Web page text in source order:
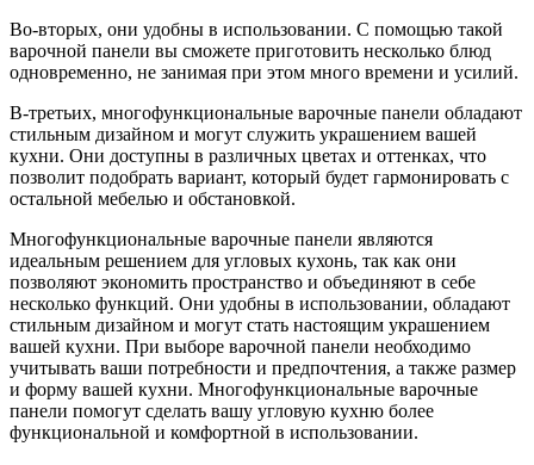
Во-вторых, они удобны в использовании. С помощью такой
варочной панели вы сможете приготовить несколько блюд
одновременно, не занимая при этом много времени и усилий.
В-третьих, многофункциональные варочные панели обладают
стильным дизайном и могут служить украшением вашей
кухни. Они доступны в различных цветах и оттенках, что
позволит подобрать вариант, который будет гармонировать с
остальной мебелью и обстановкой.
Многофункциональные варочные панели являются
идеальным решением для угловых кухонь, так как они
позволяют экономить пространство и объединяют в себе
несколько функций. Они удобны в использовании, обладают
стильным дизайном и могут стать настоящим украшением
вашей кухни. При выборе варочной панели необходимо
учитывать ваши потребности и предпочтения, а также размер
и форму вашей кухни. Многофункциональные варочные
панели помогут сделать вашу угловую кухню более
функциональной и комфортной в использовании.